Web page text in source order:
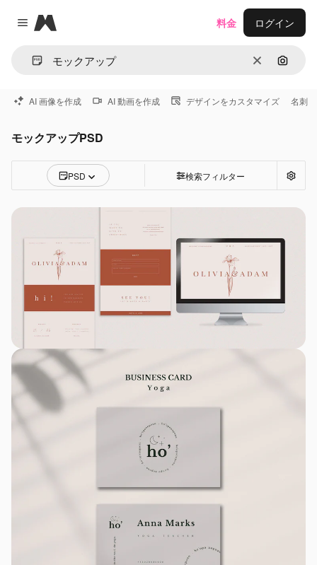
Close menu
Magnific
消去 画像で
料金 ログイン
AI 画像を作成 AI 動画を作成 デザインをカスタマイズ 名刺
モックアップPSD
PSD 検索フィルター